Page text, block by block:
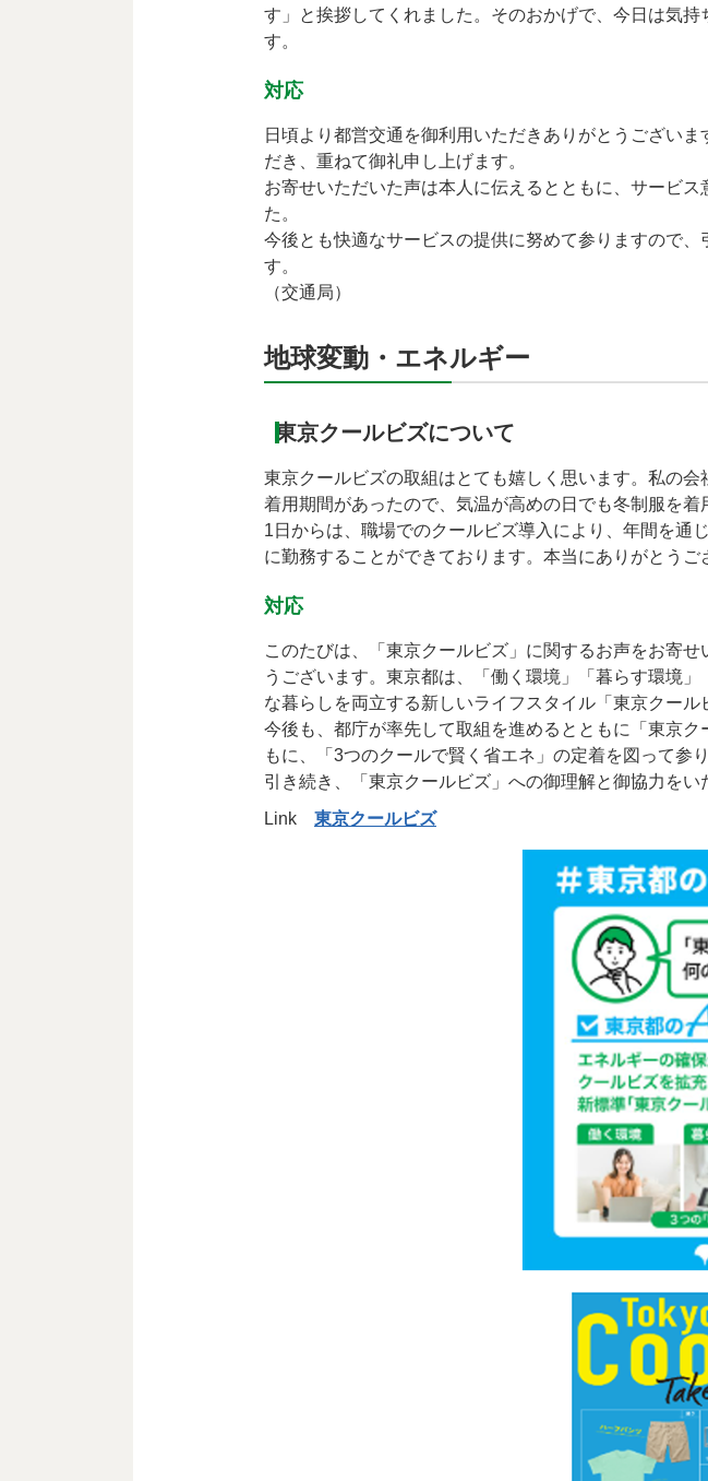
す」と挨拶してくれました。そのおかげで、今日は気
す。
対応
日頃より都営交通を御利用いただきありがとうござい
だき、重ねて御礼申し上げます。
お寄せいただいた声は本人に伝えるとともに、サービ
た。
今後とも快適なサービスの提供に努めて参りますので
す。
（交通局）
地球変動・エネルギー
東京クールビズについて
東京クールビズの取組はとても嬉しく思います。私の
着用期間があったので、気温が高めの日でも冬制服を
1日からは、職場でのクールビズ導入により、年間を通
に勤務することができております。本当にありがとうご
対応
このたびは、「東京クールビズ」に関するお声をお寄
うございます。東京都は、「働く環境」「暮らす環境
な暮らしを両立する新しいライフスタイル「東京クール
今後も、都庁が率先して取組を進めるとともに「東京
もに、「3つのクールで賢く省エネ」の定着を図って参り
引き続き、「東京クールビズ」への御理解と御協力をい
Link 東京クールビズ